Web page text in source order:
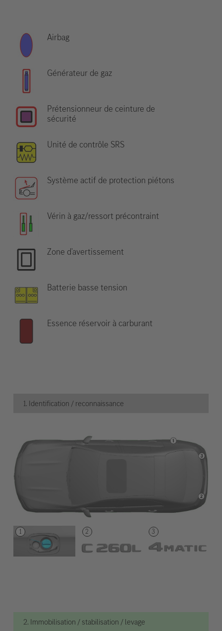
Airbag
Générateur de gaz
Prétensionneur de ceinture de
sécurité
Unité de contrôle SRS
Système actif de protection piétons
Vérin à gaz/ressort précontraint
Zone d'avertissement
Batterie basse tension
Essence réservoir à carburant
1. Identification / reconnaissance
2. Immobilisation / stabilisation / levage